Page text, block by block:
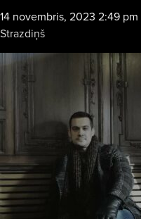
14 novembris, 2023 2:49 pm
Strazdiņš